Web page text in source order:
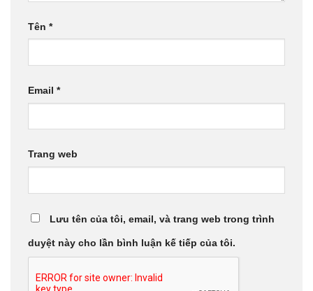
Tên *
Email *
Trang web
Lưu tên của tôi, email, và trang web trong trình
duyệt này cho lần bình luận kế tiếp của tôi.